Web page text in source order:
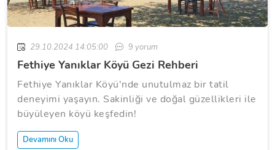
29.10.2024 14:05:00 9 yorum
Fethiye Yanıklar Köyü Gezi Rehberi
Fethiye Yanıklar Köyü'nde unutulmaz bir tatil
deneyimi yaşayın. Sakinliği ve doğal güzellikleri ile
büyüleyen köyü keşfedin!
Devamını Oku